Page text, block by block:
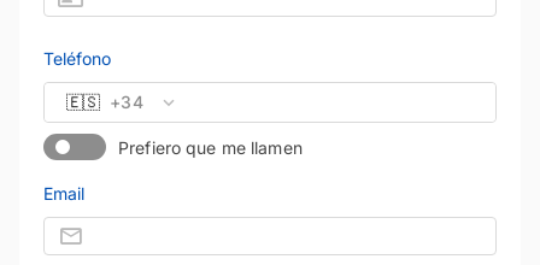
Teléfono
🇪🇸 +34
Prefiero que me llamen
Email